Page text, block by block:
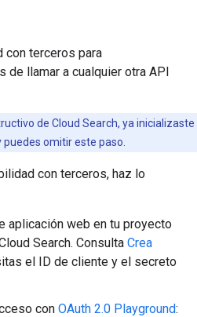
con terceros para
de llamar a cualquier otra API
de Cloud Search, ya inicializaste
omitir este paso.
con terceros, haz lo
aplicación web en tu proyecto
Search. Consulta Crea
el ID de cliente y el secreto
con OAuth 2.0 Playground: